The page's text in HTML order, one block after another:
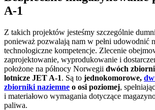
A-1
Z takich projektów jesteśmy szczególnie
ponieważ pozwalają nam w pełni udowodnić
technologiczne kompetencje. Zlecenie
zaprojektowanie, wyprodukowanie i
położone na północy Norwegii dwóch
lotnicze JET A-1. Są to jednokomorowe,
zbiorniki naziemne o osi poziomej,
i materiałowo wymagania dotyczące
paliwa.